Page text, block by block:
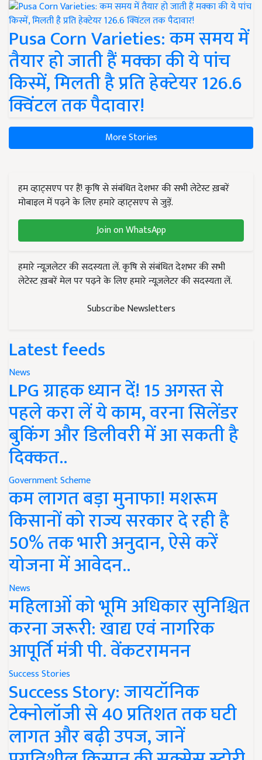
Pusa Corn Varieties: कम समय में
तैयार हो जाती हैं मक्का की ये पांच
किस्में, मिलती है प्रति हेक्टेयर 126.6
क्विंटल तक पैदावार!
More Stories
हम व्हाट्सएप पर हैं! कृषि से संबंधित देशभर की सभी लेटेस्ट ख़बरें
मोबाइल में पढ़ने के लिए हमारे व्हाट्सएप से जुड़ें.
Join on WhatsApp
हमारे न्यूज़लेटर की सदस्यता लें. कृषि से संबंधित देशभर की सभी
लेटेस्ट ख़बरें मेल पर पढ़ने के लिए हमारे न्यूज़लेटर की सदस्यता लें.
Subscribe Newsletters
Latest feeds
News
LPG ग्राहक ध्यान दें! 15 अगस्त से
पहले करा लें ये काम, वरना सिलेंडर
बुकिंग और डिलीवरी में आ सकती है
दिक्कत..
Government Scheme
कम लागत बड़ा मुनाफा! मशरूम
किसानों को राज्य सरकार दे रही है
50% तक भारी अनुदान, ऐसे करें
योजना में आवेदन..
News
महिलाओं को भूमि अधिकार सुनिश्चित
करना जरूरी: खाद्य एवं नागरिक
आपूर्ति मंत्री पी. वेंकटरामनन
Success Stories
Success Story: जायटॉनिक
टेक्नोलॉजी से 40 प्रतिशत तक घटी
लागत और बढ़ी उपज, जानें